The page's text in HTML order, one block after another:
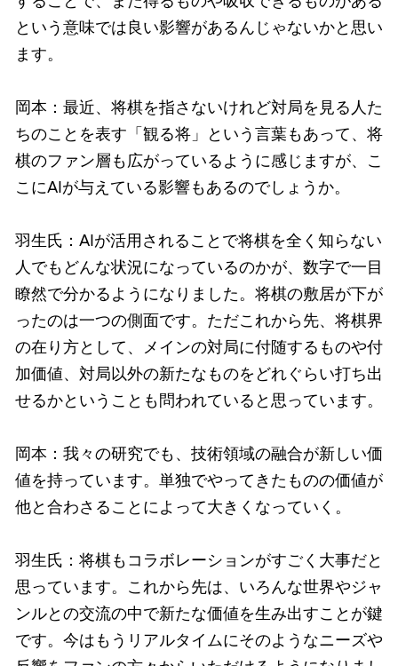
という意味では良い影響があるんじゃないかと思い
ます。
岡本：最近、将棋を指さないけれど対局を見る人た
ちのことを表す「観る将」という言葉もあって、将
棋のファン層も広がっているように感じますが、こ
こにAIが与えている影響もあるのでしょうか。
羽生氏：AIが活用されることで将棋を全く知らない
人でもどんな状況になっているのかが、数字で一目
瞭然で分かるようになりました。将棋の敷居が下が
ったのは一つの側面です。ただこれから先、将棋界
の在り方として、メインの対局に付随するものや付
加価値、対局以外の新たなものをどれぐらい打ち出
せるかということも問われていると思っています。
岡本：我々の研究でも、技術領域の融合が新しい価
値を持っています。単独でやってきたものの価値が
他と合わさることによって大きくなっていく。
羽生氏：将棋もコラボレーションがすごく大事だと
思っています。これから先は、いろんな世界やジャ
ンルとの交流の中で新たな価値を生み出すことが鍵
です。今はもうリアルタイムにそのようなニーズや